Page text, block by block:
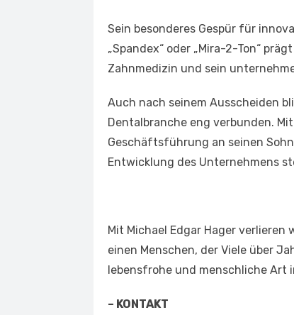
Sein besonderes Gespür für
„Spandex“ oder „Mira-2-Ton“
Zahnmedizin und sein
Auch nach seinem Ausscheiden
Dentalbranche eng verbunden.
Geschäftsführung an seinen
Entwicklung des Unternehmens
Mit Michael Edgar Hager
einen Menschen, der Viele über
lebensfrohe und menschliche Art
– KONTAKT